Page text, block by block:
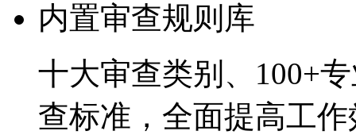
内置审查规则库
十大审查类别、 100+
查标准，全面提高工